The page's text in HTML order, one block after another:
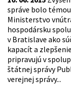
správe bolo
Ministerstvo
hospodársku
v Bratislave ako
kapacít a
pripravujú v
štátnej správy
verejnej správy...